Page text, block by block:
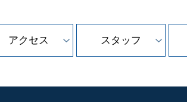
アクセス スタッフ